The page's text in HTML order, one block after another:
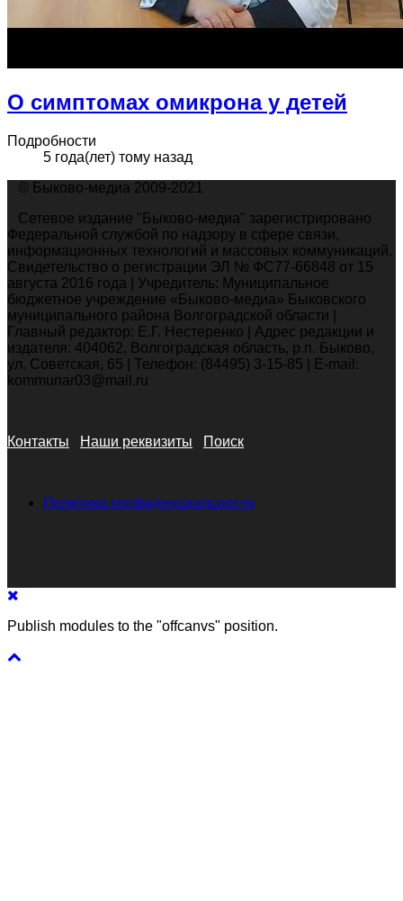
О симптомах омикрона у детей
Подробности
5 года(лет) тому назад
© Быково-медиа 2009-2021
Сетевое издание "Быково-медиа" зарегистрировано
Федеральной службой по надзору в сфере связи,
информационных технологий и массовых коммуникаций.
Свидетельство о регистрации ЭЛ № ФС77-66848 от 15
августа 2016 года | Учредитель: Муниципальное
бюджетное учреждение «Быково-медиа» Быковского
муниципального района Волгоградской области |
Главный редактор: Е.Г. Нестеренко | Адрес редакции и
издателя: 404062, Волгоградская область, р.п. Быково,
ул. Советская, 65 | Телефон: (84495) 3-15-85 | E-mail:
kommunar03@mail.ru
Контакты Наши реквизиты Поиск
Политика конфиденциальности
Publish modules to the "offcanvs" position.